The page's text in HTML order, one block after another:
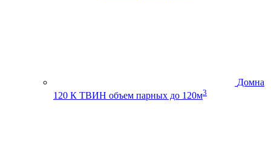
Домна
120 К ТВИН объем парных до 120м3